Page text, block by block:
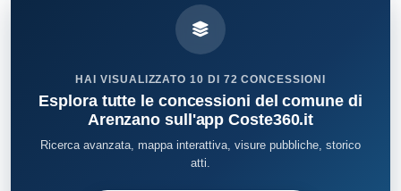
HAI VISUALIZZATO 10 DI 72 CONCESSIONI
Esplora tutte le concessioni del comune di
Arenzano sull'app Coste360.it
Ricerca avanzata, mappa interattiva, visure pubbliche, storico
atti.